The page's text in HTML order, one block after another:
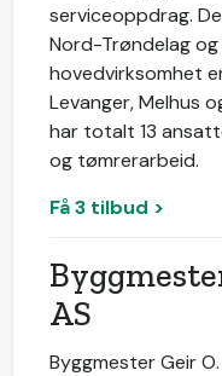
serviceoppdrag.
Nord-Trøndelag
hovedvirksomhet
Levanger, Melhus
har totalt 13
og tømrerarbeid.
Få 3 tilbud >
AS
Byggmester Geir